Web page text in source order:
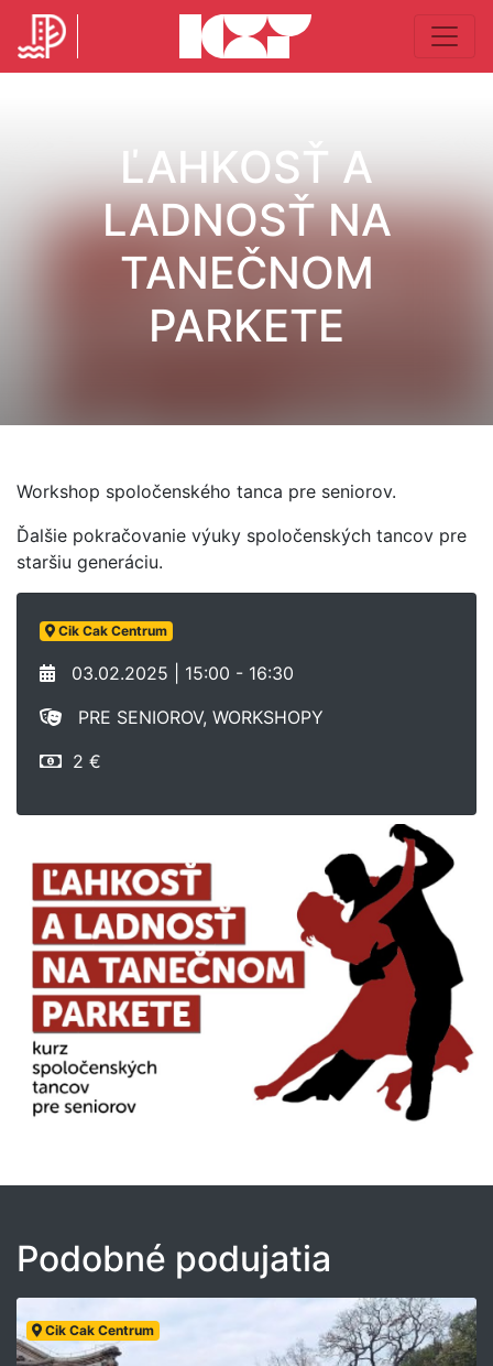
ĽAHKOSŤ A
LADNOSŤ NA
TANEČNOM
PARKETE
Workshop spoločenského tanca pre seniorov.
Ďalšie pokračovanie výuky spoločenských tancov pre
staršiu generáciu.
Cik Cak Centrum
03.02.2025 | 15:00 - 16:30
PRE SENIOROV, WORKSHOPY
2 €
Podobné podujatia
Cik Cak Centrum